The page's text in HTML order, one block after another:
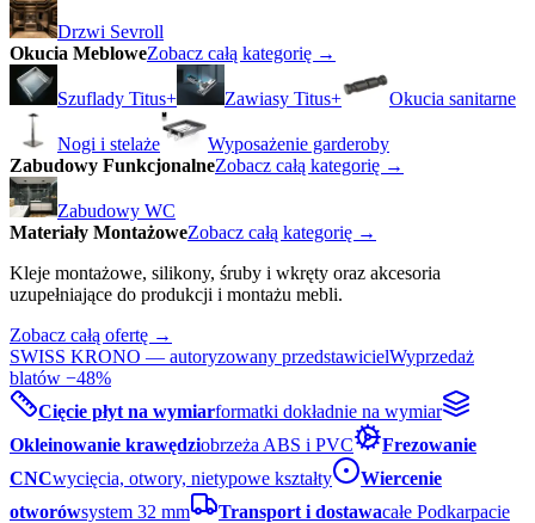
Drzwi Sevroll
Okucia MebloweZobacz całą kategorię →
Szuflady Titus+ Zawiasy Titus+ Okucia sanitarne
Nogi i stelaże
Wyposażenie garderoby
Zabudowy FunkcjonalneZobacz całą kategorię →
Zabudowy WC
Materiały MontażoweZobacz całą kategorię →
Kleje montażowe, silikony, śruby i wkręty oraz akcesoria
uzupełniające do produkcji i montażu mebli.
Zobacz całą ofertę →
SWISS KRONO — autoryzowany przedstawicielWyprzedaż
blatów −48%
Cięcie płyt na wymiarformatki dokładnie na wymiar
Okleinowanie krawędziobrzeża ABS i PVC
Frezowanie
CNCwycięcia, otwory, nietypowe kształty
Wiercenie
otworówsystem 32 mm Transport i dostawacałe Podkarpacie